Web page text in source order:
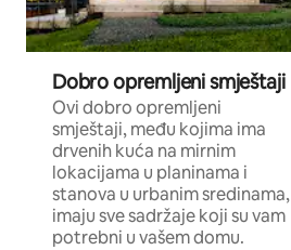
Dobro opremljeni smještaji
Ovi dobro opremljeni
smještaji, među kojima ima
drvenih kuća na mirnim
lokacijama u planinama i
stanova u urbanim sredinama,
imaju sve sadržaje koji su vam
potrebni u vašem domu.